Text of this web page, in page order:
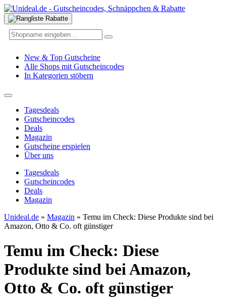
New & Top Gutscheine
Alle Shops mit Gutscheincodes
In Kategorien stöbern
Tagesdeals
Gutscheincodes
Deals
Magazin
Gutscheine erspielen
Über uns
Tagesdeals
Gutscheincodes
Deals
Magazin
Unideal.de » Magazin » Temu im Check: Diese Produkte sind bei
Amazon, Otto & Co. oft günstiger
Temu im Check: Diese
Produkte sind bei Amazon,
Otto & Co. oft günstiger